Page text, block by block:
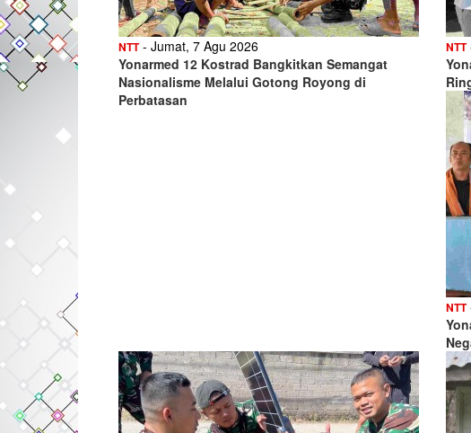
NTT- Jumat, 7 Agu 2026
Yonarmed 12 Kostrad Bangkitkan Semangat
Nasionalisme Melalui Gotong Royong di
Perbatasan
NTT
NTT